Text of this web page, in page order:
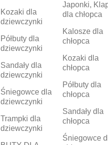
Kozaki dla
dziewczynki
Półbuty dla
dziewczynki
Sandały dla
dziewczynki
Śniegowce dla
dziewczynki
Trampki dla
dziewczynki
Japonki,
dla chłopca
Kalosze dla
chłopca
Kozaki dla
chłopca
Półbuty dla
chłopca
Sandały dla
chłopca
Śniegowce